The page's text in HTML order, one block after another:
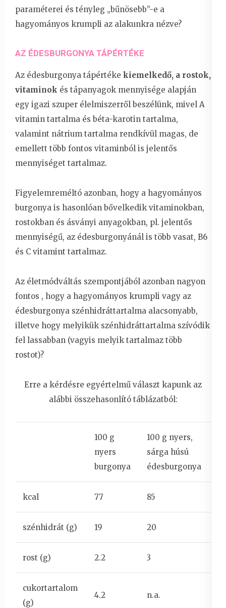
paraméterei és tényleg „bűnösebb”-e a
hagyományos krumpli az alakunkra nézve?
AZ ÉDESBURGONYA TÁPÉRTÉKE
Az édesburgonya tápértéke kiemelkedő, a rostok,
vitaminok és tápanyagok mennyisége alapján
egy igazi szuper élelmiszerről beszélünk, mivel A
vitamin tartalma és béta-karotin tartalma,
valamint nátrium tartalma rendkívül magas, de
emellett több fontos vitaminból is jelentős
mennyiséget tartalmaz.
Figyelemreméltó azonban, hogy a hagyományos
burgonya is hasonlóan bővelkedik vitaminokban,
rostokban és ásványi anyagokban, pl. jelentős
mennyiségű, az édesburgonyánál is több vasat, B6
és C vitamint tartalmaz.
Az életmódváltás szempontjából azonban nagyon
fontos , hogy a hagyományos krumpli vagy az
édesburgonya szénhidráttartalma alacsonyabb,
illetve hogy melyikük szénhidráttartalma szívódik
fel lassabban (vagyis melyik tartalmaz több
rostot)?
Erre a kérdésre egyértelmű választ kapunk az
alábbi összehasonlító táblázatból:
100 g
nyers
burgonya
100 g nyers,
sárga húsú
édesburgonya
kcal 77 85
szénhidrát (g) 19 20
rost (g) 2.2 3
cukortartalom
(g)
4.2 n.a.